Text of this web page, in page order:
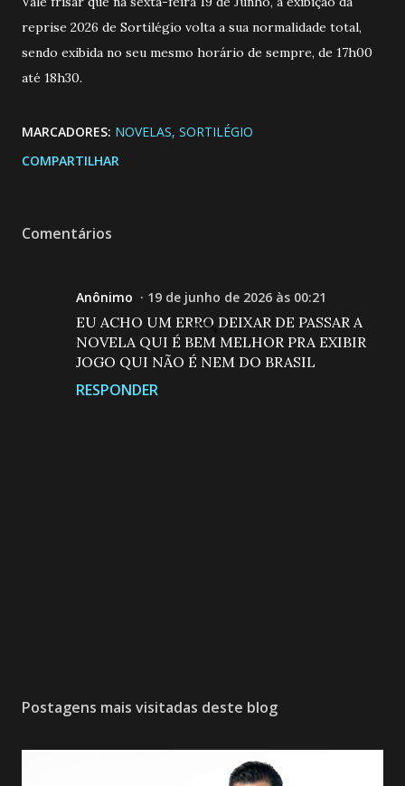
reprise 2026 de Sortilégio volta a sua normalidade total,
sendo exibida no seu mesmo horário de sempre, de 17h00
até 18h30.
MARCADORES: NOVELAS SORTILÉGIO
COMPARTILHAR
Comentários
Anônimo 19 de junho de 2026 às 00:21
EU ACHO UM ERRO DEIXAR DE PASSAR A
NOVELA QUI É BEM MELHOR PRA EXIBIR
JOGO QUI NÃO É NEM DO BRASIL
RESPONDER
s
Postagens mais visitadas deste blog